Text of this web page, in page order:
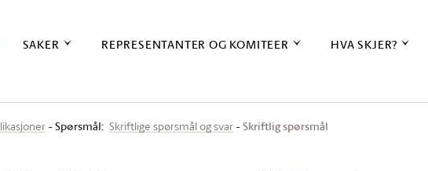
SAKER REPRESENTANTER OG KOMITEER HVA SKJER?
Spørsmål: Skriftlige spørsmål og svar Skriftlig spørsmål